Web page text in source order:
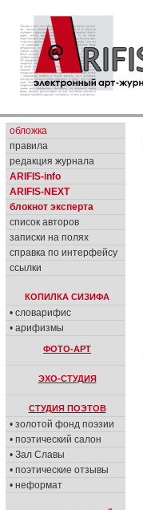
обложка
правила
редакция журнала
ARIFIS-info
ARIFIS-NEXT
блокнот эксперта
список авторов
записки на полях
справка по интерфейсу
ссылки
КОПИЛКА СИЗИФА
• словарифис
• арифизмы
ФОТО-АРТ
ЭХО-СТУДИЯ
СТУДИЯ ПОЭТОВ
• золотой фонд поэзии
• поэтический салон
• Зал Славы
• поэтические отзывы
• неформат